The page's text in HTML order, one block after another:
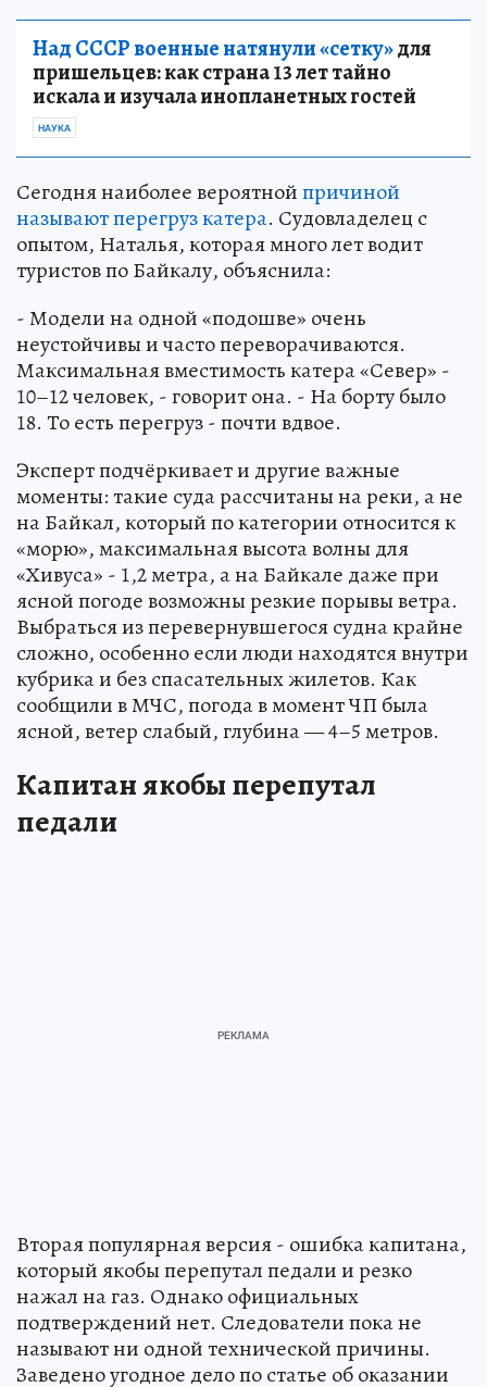
Над СССР военные натянули «сетку»для
пришельцев: как страна 13 лет тайно
искала и изучала инопланетных гостей
НАУКА
Сегодня наиболее вероятнойпричиной
называют перегруз катера. Судовладелец с
опытом, Наталья, которая много лет водит
туристов по Байкалу, объяснила:
- Модели на одной «подошве» очень
неустойчивы и часто переворачиваются.
Максимальная вместимость катера «Север» -
10–12 человек, - говорит она. - На борту было
18. То есть перегруз - почти вдвое.
Эксперт подчёркивает и другие важные
моменты: такие суда рассчитаны на реки, а не
на Байкал, который по категории относится к
«морю», максимальная высота волны для
«Хивуса» - 1,2 метра, а на Байкале даже при
ясной погоде возможны резкие порывы ветра.
Выбраться из перевернувшегося судна крайне
сложно, особенно если люди находятся внутри
кубрика и без спасательных жилетов. Как
сообщили в МЧС, погода в момент ЧП была
ясной, ветер слабый, глубина — 4–5 метров.
Капитан якобы перепутал
педали
Вторая популярная версия - ошибка капитана,
который якобы перепутал педали и резко
нажал на газ. Однако официальных
подтверждений нет. Следователи пока не
называют ни одной технической причины.
Заведено угодное дело по статье об оказании